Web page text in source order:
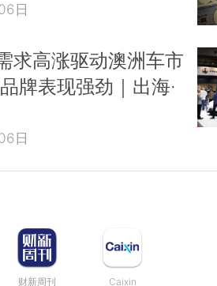
日
求高涨驱动澳洲车市
牌表现强劲｜出海·
日
财新周刊 Caixin